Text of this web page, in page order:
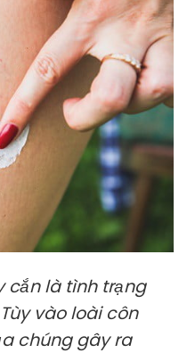
cắn là tình trạng
vào loài côn
chúng gây ra